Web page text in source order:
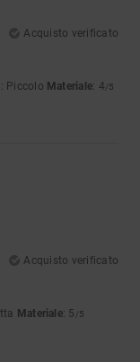
Acquisto verificato
: Piccolo Materiale: 4/5
Acquisto verificato
Materiale: 5 /5